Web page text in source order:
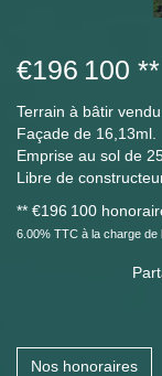
€196 100 **
Terrain à bâtir
Façade de 16,13ml.
Emprise au sol de
Libre de
** €196 100
6.00% TTC à la charge de
Nos honoraires